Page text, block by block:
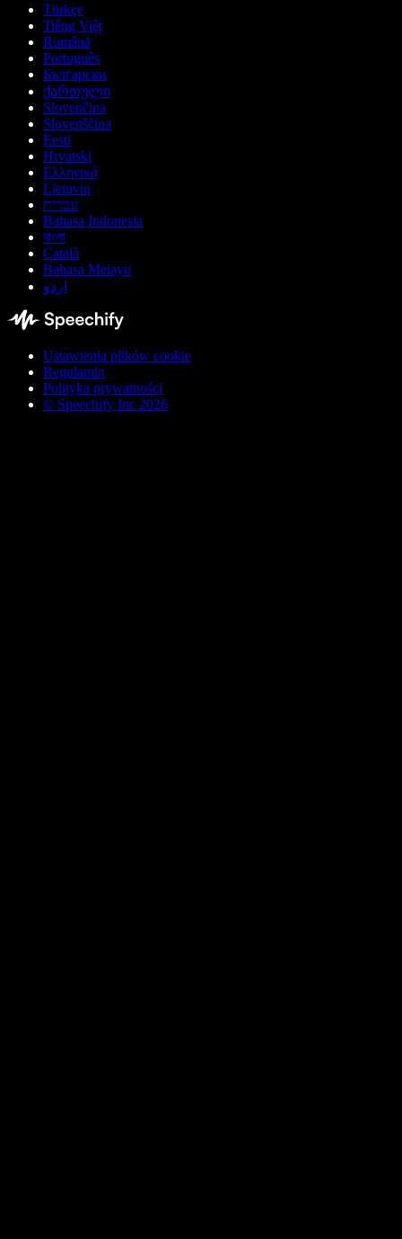
Türkçe
Tiếng Việt
Română
Português
Български
ქართული
Slovenčina
Slovenščina
Eesti
Hrvatski
Ελληνικά
Lietuvių
עברית
Bahasa Indonesia
বাংলা
Català
Bahasa Melayu
اردو
Ustawienia plików cookie
Regulamin
Polityka prywatności
© Speechify Inc 2026